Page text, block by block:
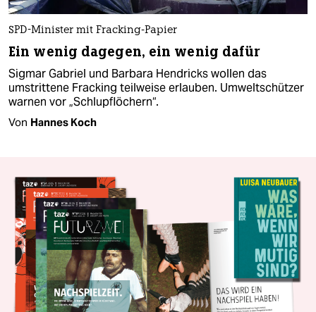
SPD-Minister mit Fracking-Papier
Ein wenig dagegen, ein wenig dafür
Sigmar Gabriel und Barbara Hendricks wollen das
umstrittene Fracking teilweise erlauben. Umweltschützer
warnen vor „Schlupflöchern“.
Von Hannes Koch